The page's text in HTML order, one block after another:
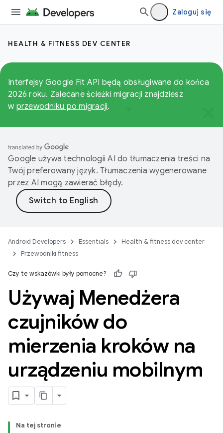
Zaloguj się
HEALTH & FITNESS DEV CENTER
Interfejsy Google Fit API będą obsługiwane do końca
2026 roku. Zalecane ścieżki migracji znajdziesz
w przewodniku po migracji.
Google używa technologii AI do tłumaczenia treści na
Twój preferowany język. Tłumaczenia wygenerowane
przez AI mogą zawierać błędy.
Android Developers Essentials
Health & fitness dev center
Przewodniki fitness
Czy te wskazówki były pomocne?
Używaj Menedżera
czujników do
mierzenia kroków na
urządzeniu mobilnym
Na tej stronie